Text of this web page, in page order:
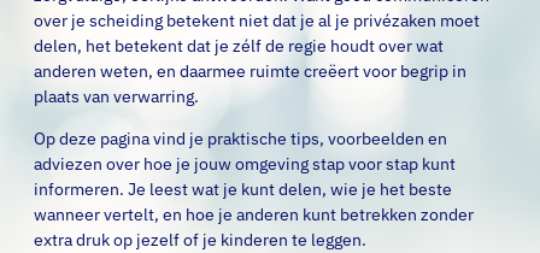
over je scheiding betekent niet dat je al je privézaken moet
delen, het betekent dat je zélf de regie houdt over wat
anderen weten, en daarmee ruimte creëert voor begrip in
plaats van verwarring.
Op deze pagina vind je praktische tips, voorbeelden en
adviezen over hoe je jouw omgeving stap voor stap kunt
informeren. Je leest wat je kunt delen, wie je het beste
wanneer vertelt, en hoe je anderen kunt betrekken zonder
extra druk op jezelf of je kinderen te leggen.